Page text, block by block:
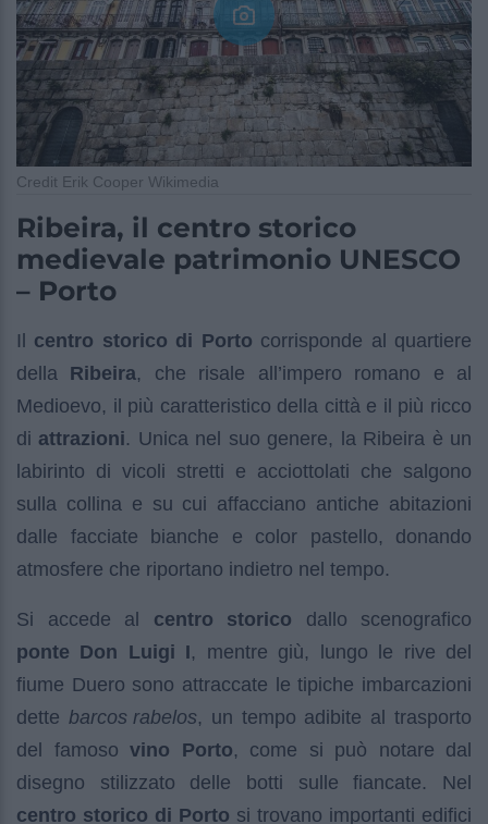
Credit Erik Cooper Wikimedia
Ribeira, il centro storico
medievale patrimonio UNESCO
– Porto
Il centro storico di Porto corrisponde al quartiere
della Ribeira, che risale all’impero romano e al
Medioevo, il più caratteristico della città e il più ricco
di attrazioni. Unica nel suo genere, la Ribeira è un
labirinto di vicoli stretti e acciottolati che salgono
sulla collina e su cui affacciano antiche abitazioni
dalle facciate bianche e color pastello, donando
atmosfere che riportano indietro nel tempo.
Si accede al centro storico dallo scenografico
ponte Don Luigi I, mentre giù, lungo le rive del
fiume Duero sono attraccate le tipiche imbarcazioni
dette barcos rabelos, un tempo adibite al trasporto
del famoso vino Porto, come si può notare dal
disegno stilizzato delle botti sulle fiancate. Nel
centro storico di Porto si trovano importanti edifici